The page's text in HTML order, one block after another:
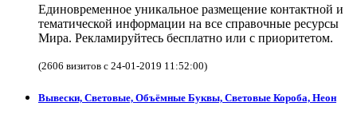
Единовременное уникальное размещение контактной и
тематической информации на все справочные ресурсы
Мира. Рекламируйтесь бесплатно или с приоритетом.
(2606 визитов с 24-01-2019 11:52:00)
Вывески, Световые, Объёмные Буквы, Световые Короба, Неон